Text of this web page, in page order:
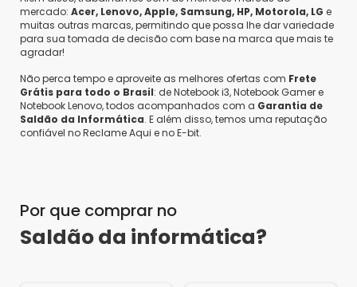
mercado: Acer, Lenovo, Apple, Samsung, HP, Motorola, LG e
muitas outras marcas, permitindo que possa lhe dar variedade
para sua tomada de decisão com base na marca que mais te
agradar!
Não perca tempo e aproveite as melhores ofertas com Frete
Grátis para todo o Brasil: de Notebook i3, Notebook Gamer e
Notebook Lenovo, todos acompanhados com a Garantia de
Saldão da Informática. E além disso, temos uma reputação
confiável no Reclame Aqui e no E-bit.
Por que comprar no
Saldão da informática?